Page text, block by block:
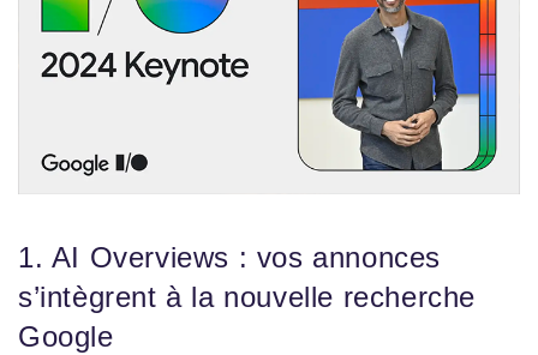
1. AI Overviews : vos annonces
s’intègrent à la nouvelle recherche
Google